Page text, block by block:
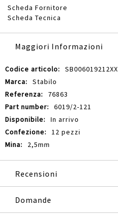
Scheda Fornitore
Scheda Tecnica
Maggiori Informazioni
Maggiori
Informazioni
SB006019212XX
Stabilo
76863
6019/2-121
In arrivo
12 pezzi
2,5mm
Recensioni
Domande